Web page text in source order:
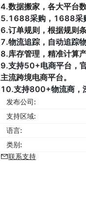
4.数据搬家，各大平台
5.1688采购，1688采
6.订单规则，根据规则
7.物流追踪，自动追踪
8.库存管理，精准计算产
9.支持50+电商平台，
主流跨境电商平台。
10.支持800+物流商，
发布公司:
支持区域:
语言:
类别:
联系支持